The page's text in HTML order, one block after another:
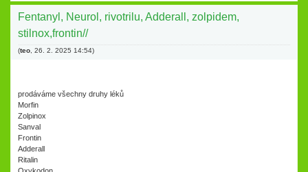
Fentanyl, Neurol, rivotrilu, Adderall, zolpidem,
stilnox,frontin//
(teo 26. 2. 2025 14:54)
prodáváme všechny druhy léků
Morfin
Zolpinox
Sanval
Frontin
Adderall
Ritalin